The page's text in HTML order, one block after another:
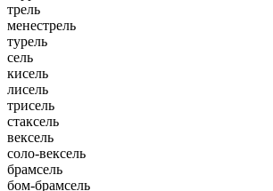
трель
менестрель
турель
сель
кисель
лисель
трисель
стаксель
вексель
соло-вексель
брамсель
бом-брамсель